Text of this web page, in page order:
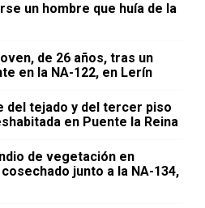
un hombre que huía de la
de 26 años, tras un
en la NA-122, en Lerín
del tejado y del tercer piso
en Puente la Reina
de vegetación en
junto a la NA-134,